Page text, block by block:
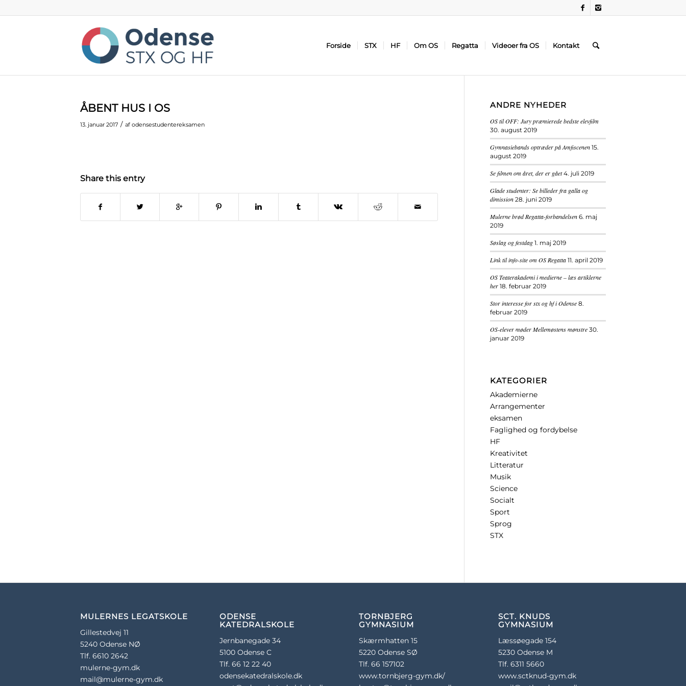
Forside STX HF Om OS Regatta Videoer fra OS Kontakt
ÅBENT HUS I OS
13. januar 2017 / af odensestudentereksamen
Share this entry
ANDRE NYHEDER
OS til OFF: Jury præmierede bedste elevfilm
30. august 2019
Gymnasiebands optræder på Amfiscenen 15.
august 2019
Se filmen om året, der er gået 4. juli 2019
Glade studenter: Se billeder fra galla og
dimission 28. juni 2019
Mulerne brød Regatta-forbandelsen 6. maj
2019
Søslag og festdag 1. maj 2019
Link til info-site om OS Regatta 11. april 2019
OS Teaterakademi i medierne – læs artiklerne
her 18. februar 2019
Stor interesse for stx og hf i Odense 8.
februar 2019
OS-elever møder Mellemøstens mønstre 30.
januar 2019
KATEGORIER
Akademierne
Arrangementer
eksamen
Faglighed og fordybelse
HF
Kreativitet
Litteratur
Musik
Science
Socialt
Sport
Sprog
STX
MULERNES LEGATSKOLE
Gillestedvej 11
5240 Odense NØ
Tlf. 6610 2642
mulerne-gym.dk
mail@mulerne-gym.dk
ODENSE
KATEDRALSKOLE
Jernbanegade 34
5100 Odense C
Tlf. 66 12 22 40
odensekatedralskole.dk
TORNBJERG
GYMNASIUM
Skærmhatten 15
5220 Odense SØ
Tlf. 66 157102
www.tornbjerg-gym.dk/
SCT. KNUDS
GYMNASIUM
Læssøegade 154
5230 Odense M
Tlf. 6311 5660
www.sctknud-gym.dk